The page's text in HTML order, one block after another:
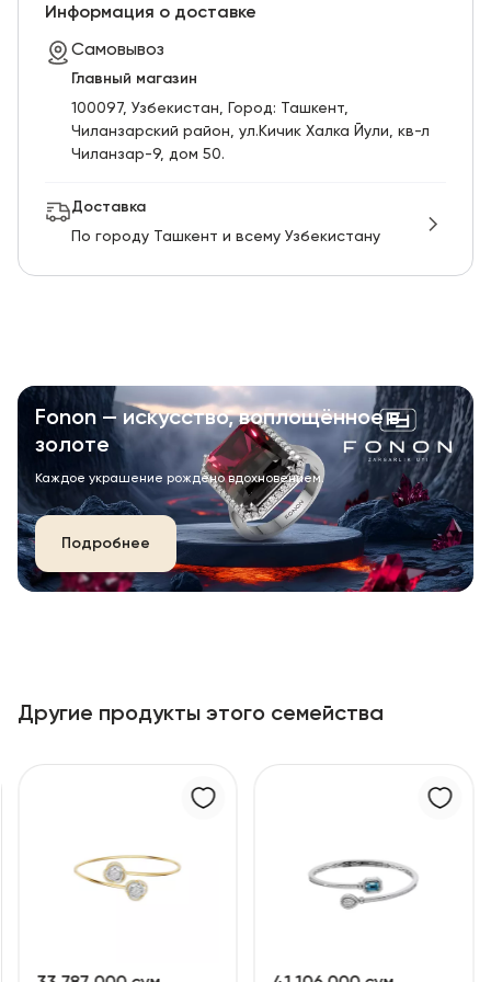
RU ENG
Информация о доставке
Самовывоз
Главный магазин
100097, Узбекистан, Город: Ташкент,
Чиланзарский pайон, ул.Кичик Халка Йули, кв-л
Чиланзар-9, дом 50.
Доставка
По городу Ташкент и всему Узбекистану
Fonon — искусство, воплощённое в
золоте
Каждое украшение рождено вдохновением.
Подробнее
Другие продукты этого семейства